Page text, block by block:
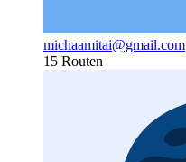
michaamitai@gmail.com
15 Routen